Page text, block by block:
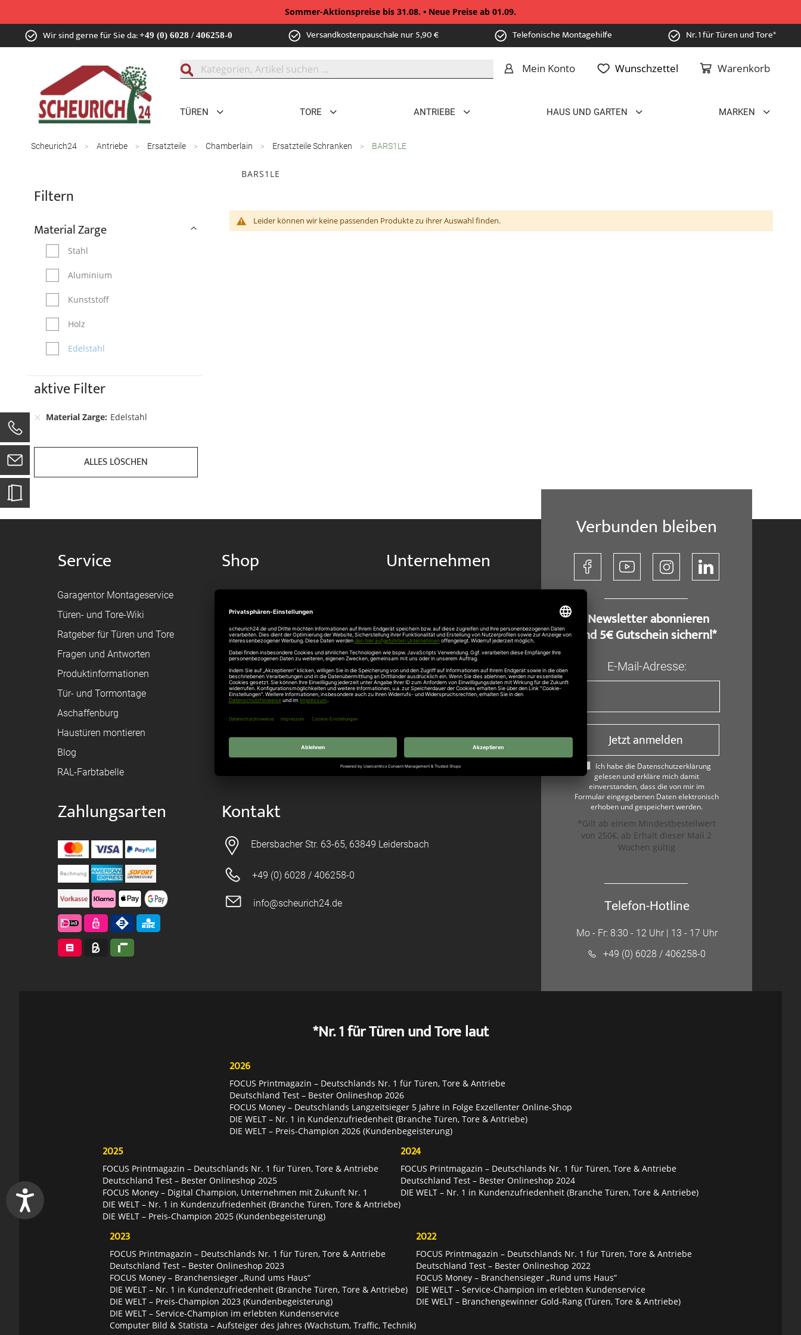
Sommer-Aktionspreise bis 31.08. • Neue Preise ab 01.09.
Zum
Inhalt Wir sind gerne für Sie da:+49 (0) 6028 / 406258-0 Versandkostenpauschale nur 5,90 € Telefonische Montagehilfe Nr. 1 für Türen und Tore*
Warenkorb
Mein Konto Wunschzettel
TÜREN TORE ANTRIEBE HAUS UND GARTEN MARKEN
Scheurich24 Antriebe Ersatzteile Chamberlain Ersatzteile Schranken BARS1LE
BARS1LE
Leider können wir keine passenden Produkte zu ihrer Auswahl finden.
aktive Filter
Material Zarge Edelstahl
ALLES LÖSCHEN
Filtern
Material Zarge
Stahl
Aluminium
Kunststoff
Holz
Edelstahl
Service
Garagentor Montageservice
Türen- und Tore-Wiki
Ratgeber für Türen und Tore
Fragen und Antworten
Produktinformationen
Tür- und Tormontage
Aschaffenburg
Haustüren montieren
Blog
RAL-Farbtabelle
Shop
Zahlungsarten
Bestellvorgang
Registrieren
Federanfrage
Toraufmaß
Elektrische Garagentore
Unternehmen
Hersteller
Hörmann Türen
Hörmann Sektionaltor
Zahlungsarten Kontakt
Ebersbacher Str. 63-65, 63849 Leidersbach
+49 (0) 6028 / 406258-0
info@scheurich24.de
Verbunden bleiben
​ Newsletter abonnieren
und 5€ Gutschein sichern!*
E-Mail-Adresse:
Jetzt anmelden
Ich habe die Datenschutzerklärung
gelesen und erkläre mich damit
einverstanden, dass die von mir im
Formular eingegebenen Daten elektronisch
erhoben und gespeichert werden.
*Gilt ab einem Mindestbestellwert
von 250€, ab Erhalt dieser Mail 2
Wochen gültig
Telefon-Hotline
Mo - Fr: 8:30 - 12 Uhr | 13 - 17 Uhr
+49 (0) 6028 / 406258-0
*Nr. 1 für Türen und Tore laut
2026
FOCUS Printmagazin – Deutschlands Nr. 1 für Türen, Tore & Antriebe
Deutschland Test – Bester Onlineshop 2026
FOCUS Money – Deutschlands Langzeitsieger 5 Jahre in Folge Exzellenter Online-Shop
DIE WELT – Nr. 1 in Kundenzufriedenheit (Branche Türen, Tore & Antriebe)
DIE WELT – Preis-Champion 2026 (Kundenbegeisterung)
2025
FOCUS Printmagazin – Deutschlands Nr. 1 für Türen, Tore & Antriebe
Deutschland Test – Bester Onlineshop 2025
FOCUS Money – Digital Champion, Unternehmen mit Zukunft Nr. 1
DIE WELT – Nr. 1 in Kundenzufriedenheit (Branche Türen, Tore & Antriebe)
DIE WELT – Preis-Champion 2025 (Kundenbegeisterung)
2024
FOCUS Printmagazin – Deutschlands Nr. 1 für Türen, Tore & Antriebe
Deutschland Test – Bester Onlineshop 2024
DIE WELT – Nr. 1 in Kundenzufriedenheit (Branche Türen, Tore & Antriebe)
2023
FOCUS Printmagazin – Deutschlands Nr. 1 für Türen, Tore & Antriebe
Deutschland Test – Bester Onlineshop 2023
FOCUS Money – Branchensieger „Rund ums Haus“
DIE WELT – Nr. 1 in Kundenzufriedenheit (Branche Türen, Tore & Antriebe)
DIE WELT – Preis-Champion 2023 (Kundenbegeisterung)
DIE WELT – Service-Champion im erlebten Kundenservice
Computer Bild & Statista – Aufsteiger des Jahres (Wachstum, Traffic, Technik)
2022
FOCUS Printmagazin – Deutschlands Nr. 1 für Türen, Tore & Antriebe
Deutschland Test – Bester Onlineshop 2022
FOCUS Money – Branchensieger „Rund ums Haus“
DIE WELT – Service-Champion im erlebten Kundenservice
DIE WELT – Branchengewinner Gold-Rang (Türen, Tore & Antriebe)